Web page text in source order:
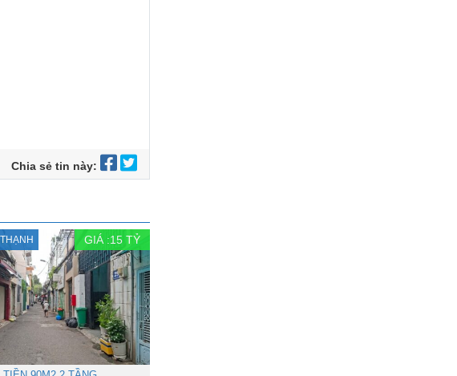
Chia sẻ tin này:
GIÁ :15TỶ